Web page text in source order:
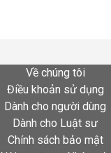
Về chúng tôi
Điều khoản sử dụng
Dành cho người dùng
Dành cho Luật sư
Chính sách bảo mật